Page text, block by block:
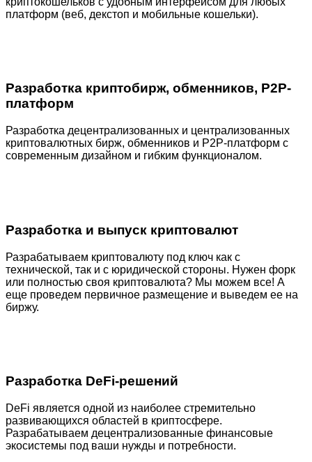
платформ (веб, декстоп и мобильные кошельки).
Разработка криптобирж, обменников, P2P-
платформ
Разработка децентрализованных и централизованных
криптовалютных бирж, обменников и P2P-платформ с
современным дизайном и гибким функционалом.
Разработка и выпуск криптовалют
Разрабатываем криптовалюту под ключ как с
технической, так и с юридической стороны. Нужен форк
или полностью своя криптовалюта? Мы можем все! А
еще проведем первичное размещение и выведем ее на
биржу.
Разработка DeFi-решений
DeFi является одной из наиболее стремительно
развивающихся областей в криптосфере.
Разрабатываем децентрализованные финансовые
экосистемы под ваши нужды и потребности.